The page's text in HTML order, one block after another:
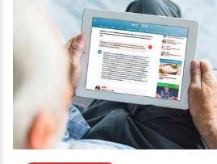
pomagati ob tej boleči infekciji.